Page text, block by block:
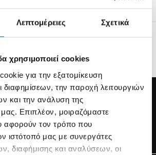
Λεπτομέρειες Σχετικά
χρησιμοποιεί cookies
για την εξατομίκευση
διαφημίσεων, την παροχή λειτουργιών
και την ανάλυση της
μας. Επιπλέον, μοιραζόμαστε
αφορούν τον τρόπο που
ιστότοπό μας με συνεργάτες
διαφήμισης και αναλύσεων, οι
Συναλλαγές
σύνδεση.
Subscribe